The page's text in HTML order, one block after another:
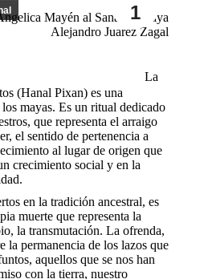
1
Mayén al Sanador Maya
Alejandro Juarez Zagal
La
(Hanal Pixan) es una
mayas. Es un ritual dedicado
que representa el arraigo
el sentido de pertenencia a
al lugar de origen que
crecimiento social y en la
en la tradición ancestral, es
muerte que representa la
la transmutación. La ofrenda,
la permanencia de los lazos que
aquellos que se nos han
con la tierra, nuestro